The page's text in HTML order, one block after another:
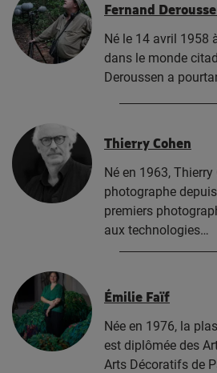
Fernand
Né le 14 avril 1958
dans le monde
Deroussen a
Thierry Cohen
Né en 1963, Thierry
photographe
premiers
aux technologies…
Émilie Faïf
Née en 1976, la
est diplômée des
Arts Décoratifs de